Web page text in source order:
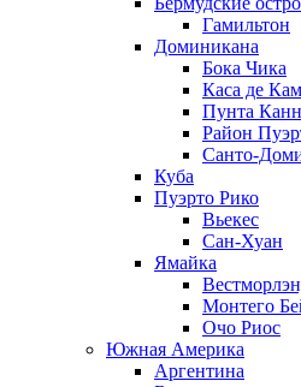
Гамильтон
Доминикана
Бока Чика
Каса де
Пунта
Район
Санто-
Куба
Пуэрто Рико
Вьекес
Сан-Хуан
Ямайка
Монтего
Очо Риос
Южная Америка
Аргентина